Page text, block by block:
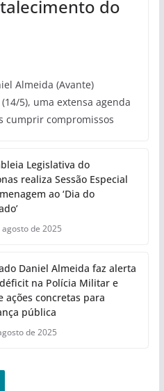
do
Almeida (Avante)
5), uma extensa agenda
cumprir compromissos
Legislativa do
realiza Sessão Especial
ao ‘Dia do
agosto de 2025
Daniel Almeida faz alerta
na Polícia Militar e
ações concretas para
pública
de 2025